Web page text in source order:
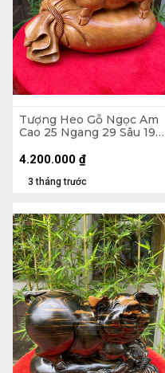
Tượng Heo Gỗ Ngọc Am
Cao 25 Ngang 29 Sâu 19
3 tháng trước
4.200.000 ₫